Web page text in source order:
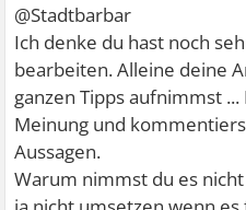
@Stadtbarbar
Ich denke du hast noch
bearbeiten. Alleine deine
ganzen Tipps aufnimmst
Meinung und
Aussagen.
Warum nimmst du es